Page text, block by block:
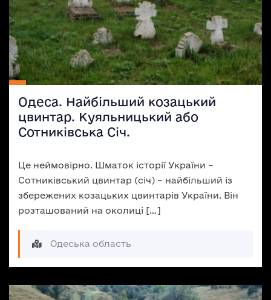
Одеса. Найбільший козацький
цвинтар. Куяльницький або
Сотниківська Січ.
Це неймовірно. Шматок історії України –
Сотниківський цвинтар (січ) – найбільший із
збережених козацьких цвинтарів України. Він
розташований на околиці […]
Одеська область